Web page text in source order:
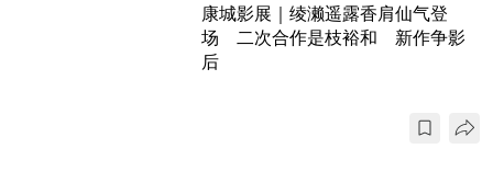
康城影展｜绫濑遥露香肩仙气登
场 二次合作是枝裕和 新作争影
后